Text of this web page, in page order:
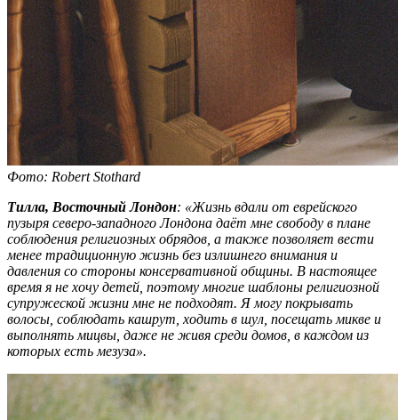
Фото: Robert Stothard
Тилла, Восточный Лондон: «Жизнь вдали от еврейского
пузыря северо-западного Лондона даёт мне свободу в плане
соблюдения религиозных обрядов, а также позволяет вести
менее традиционную жизнь без излишнего внимания и
давления со стороны консервативной общины. В настоящее
время я не хочу детей, поэтому многие шаблоны религиозной
супружеской жизни мне не подходят. Я могу покрывать
волосы, соблюдать кашрут, ходить в шул, посещать микве и
выполнять мицвы, даже не живя среди домов, в каждом из
которых есть мезуза».